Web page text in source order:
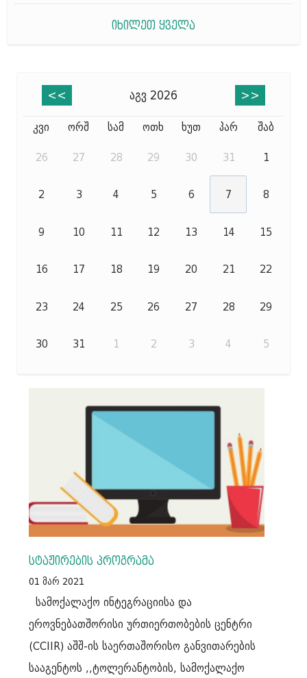
იხილეთ ყველა
<< აგვ 2026 >>
კვი ორშ სამ ოთხ ხუთ პარ შაბ
26 27 28 29 30 31 1
2 3 4 5 6 7 8
9 10 11 12 13 14 15
16 17 18 19 20 21 22
23 24 25 26 27 28 29
30 31 1 2 3 4 5
სტაჟირების პროგრამა
01 მარ 2021
სამოქალაქო ინტეგრაციისა და
ეროვნებათშორისი ურთიერთობების ცენტრი
(CCIIR) აშშ-ის საერთაშორისო განვითარების
სააგენტოს ,,ტოლერანტობის, სამოქალაქო